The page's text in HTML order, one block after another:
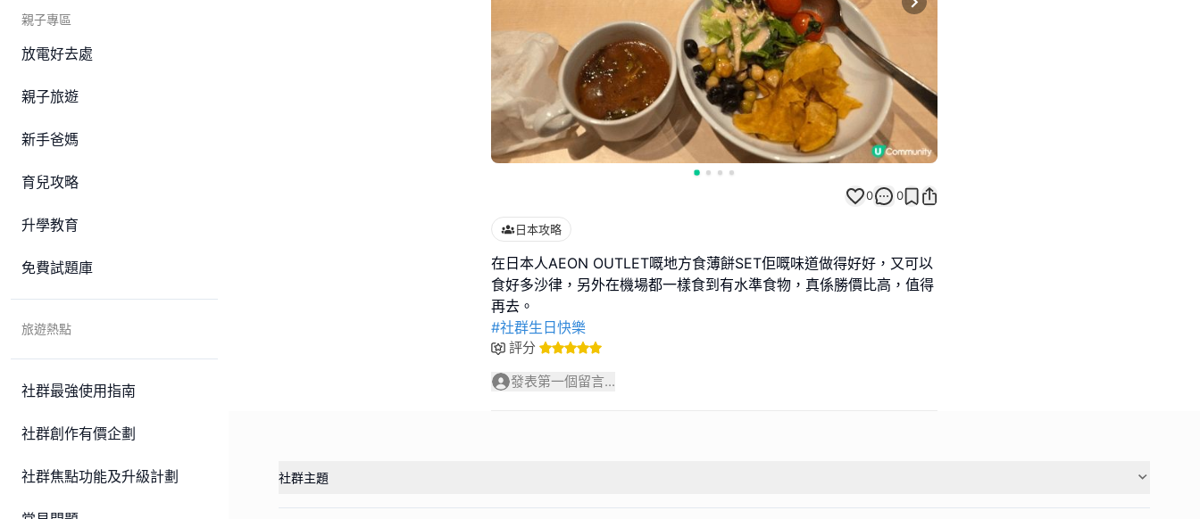
親子專區
放電好去處
親子旅遊
新手爸媽
育兒攻略
升學教育
免費試題庫
旅遊熱點
社群最強使用指南
社群創作有價企劃
社群焦點功能及升級計劃
Next slide
0 0
日本攻略
在日本人AEON OUTLET嘅地方食薄餅SET佢嘅味道做得好好，又可以
食好多沙律，另外在機場都一樣食到有水準食物，真係勝價比高，值得
#社群生日快樂
評分
發表第一個留言...
社群主題